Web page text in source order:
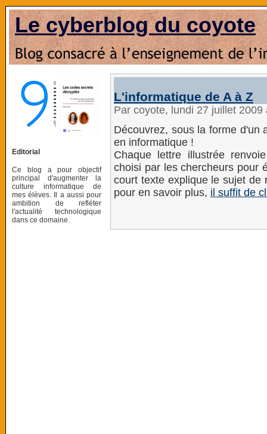
Le cyberblog du coyote
Editorial
Ce blog a pour objectif
principal d'augmenter la
culture informatique de
mes élèves. Il a aussi pour
ambition de refléter
l'actualité technologique
dans ce domaine.
L'informatique de A à Z
Par coyote, lundi 27 juillet
Découvrez, sous la forme d'un
en informatique !
Chaque lettre illustrée
choisi par les chercheurs pour
court texte explique le sujet de
pour en savoir plus, il suffit de